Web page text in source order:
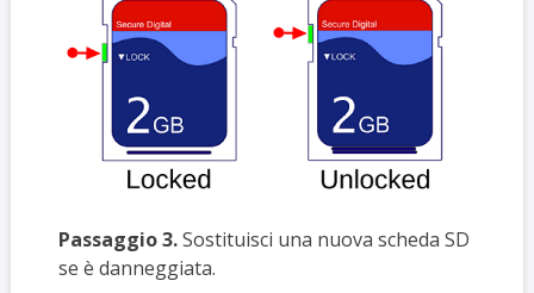
Passaggio 3.Sostituisci una nuova scheda SD
se è danneggiata.